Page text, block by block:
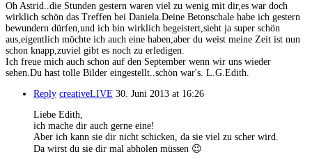
Oh Astrid..die Stunden gestern waren viel zu wenig mit dir,es war doch
wirklich schön das Treffen bei Daniela.Deine Betonschale habe ich gestern
bewundern dürfen,und ich bin wirklich begeistert,sieht ja super schön
aus,eigentlich möchte ich auch eine haben,aber du weist meine Zeit ist nun
schon knapp,zuviel gibt es noch zu erledigen.
Ich freue mich auch schon auf den September wenn wir uns wieder
sehen.Du hast tolle Bilder eingestellt..schön war's. L.G.Edith.
Reply creativeLIVE 30. Juni 2013 at 16:26
Liebe Edith,
ich mache dir auch gerne eine!
Aber ich kann sie dir nicht schicken, da sie viel zu scher wird.
Da wirst du sie dir mal abholen müssen 😉